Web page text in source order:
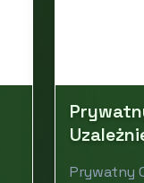
Prywatny